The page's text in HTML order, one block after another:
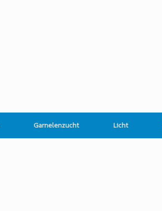
Garnelenzucht Licht